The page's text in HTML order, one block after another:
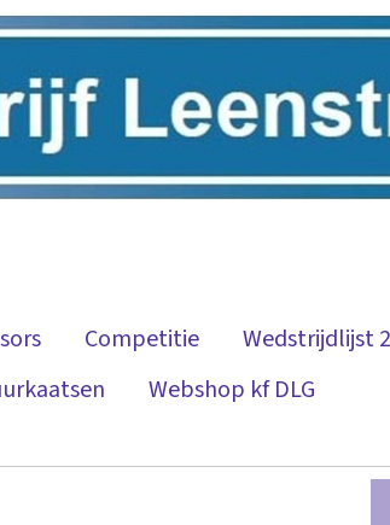
Competitie
Wedstrijdlijst
Webshop kf DLG